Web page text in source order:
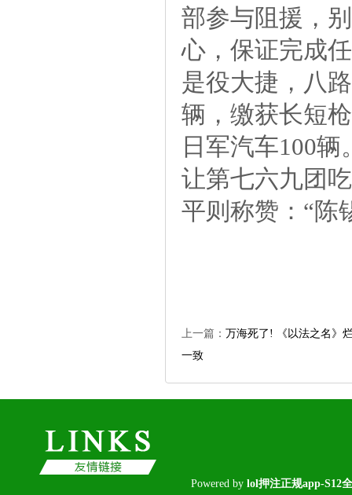
部参与阻援，
心，保证完成
是役大捷，八
辆，缴获长短
日军汽车100
让第七六九团
平则称赞：“陈
上一篇： 万海死了!《以法之名》
一致
Poweredbylol押注正规app-S12